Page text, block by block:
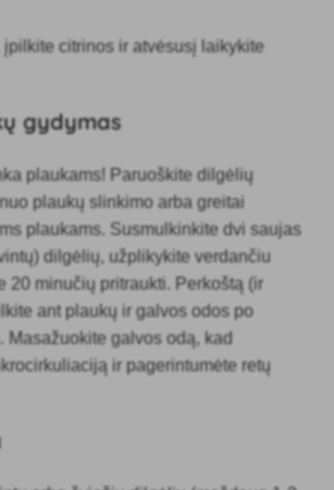
citrinos ir atvėsusį laikykite
gydymas
plaukams! Paruoškite dilgėlių
plaukų slinkimo arba greitai
plaukams. Susmulkinkite dvi saujas
dilgėlių, užplikykite verdančiu
20 minučių pritraukti. Perkoštą (ir
ant plaukų ir galvos odos po
Masažuokite galvos odą, kad
ir pagerintumėte retų